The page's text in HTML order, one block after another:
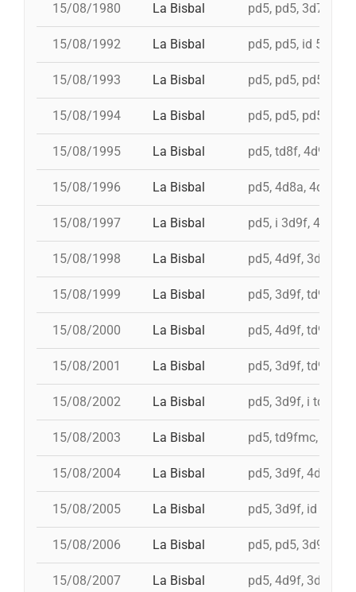
15/08/1980 La Bisbal pd5, pd5, 3d7, i
15/08/1992 La Bisbal pd5, pd5, id 5d7,
15/08/1993 La Bisbal pd5, pd5, pd5,
15/08/1994 La Bisbal pd5, pd5, pd5,
15/08/1995 La Bisbal pd5, td8f, 4d9f,
15/08/1996 La Bisbal pd5, 4d8a, 4d9fc,
15/08/1997 La Bisbal pd5, i 3d9f, 4d8a,
15/08/1998 La Bisbal pd5, 4d9f, 3d9f,
15/08/1999 La Bisbal pd5, 3d9f, td9fm, i
15/08/2000 La Bisbal pd5, 4d9f, td9fm,
15/08/2001 La Bisbal pd5, 3d9f, td9fm,
15/08/2002 La Bisbal pd5, 3d9f, i td9fm,
15/08/2003 La Bisbal pd5, td9fmc, i
15/08/2004 La Bisbal pd5, 3d9f, 4d9f,
15/08/2005 La Bisbal pd5, 3d9f, id 4d9f,
15/08/2006 La Bisbal pd5, pd5, 3d9fc,
15/08/2007 La Bisbal pd5, 4d9f, 3d9f,